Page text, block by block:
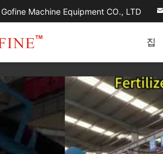
Machine Equipment CO., LTD
집